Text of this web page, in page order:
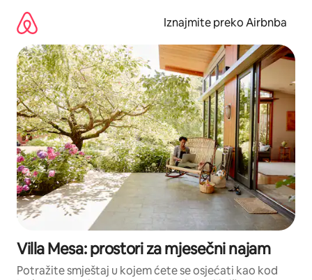
sadržaj
Iznajmite preko Airbnba
Villa Mesa: prostori za mjesečni najam
Potražite smještaj u kojem ćete se osjećati kao kod